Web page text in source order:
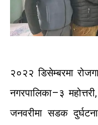
२०२२ डिसेम्बरमा
नगरपालिका–३ महोत्तरी
जनवरीमा सडक